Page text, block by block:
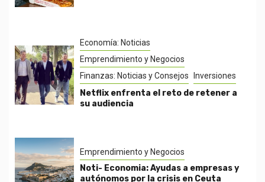
Economía: Noticias
Emprendimiento y Negocios
Finanzas: Noticias y Consejos
Inversiones
Netflix enfrenta el reto de retener a
su audiencia
Emprendimiento y Negocios
Noti- Economia: Ayudas a empresas y
autónomos por la crisis en Ceuta